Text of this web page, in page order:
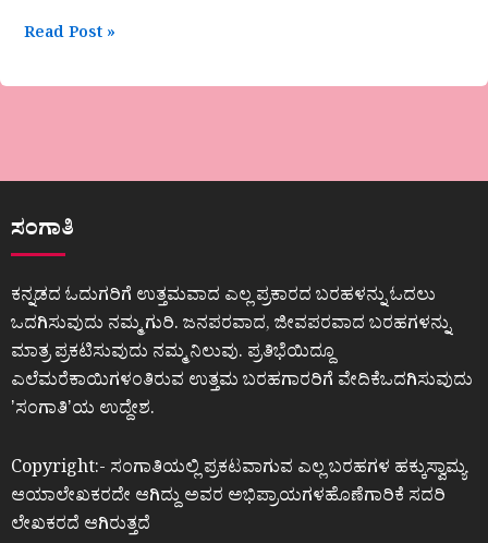
Read Post »
ಸಂಗಾತಿ
ಕನ್ನಡದ ಓದುಗರಿಗೆ ಉತ್ತಮವಾದ ಎಲ್ಲ ಪ್ರಕಾರದ ಬರಹಳನ್ನು ಓದಲು
ಒದಗಿಸುವುದು ನಮ್ಮ ಗುರಿ. ಜನಪರವಾದ, ಜೀವಪರವಾದ ಬರಹಗಳನ್ನು
ಮಾತ್ರ ಪ್ರಕಟಿಸುವುದು ನಮ್ಮ ನಿಲುವು. ಪ್ರತಿಭೆಯಿದ್ದೂ
ಎಲೆಮರೆಕಾಯಿಗಳಂತಿರುವ ಉತ್ತಮ ಬರಹಗಾರರಿಗೆ ವೇದಿಕೆಒದಗಿಸುವುದು
ʼಸಂಗಾತಿʼಯ ಉದ್ದೇಶ.
Copyright:- ಸಂಗಾತಿಯಲ್ಲಿ ಪ್ರಕಟವಾಗುವ ಎಲ್ಲ ಬರಹಗಳ ಹಕ್ಕುಸ್ವಾಮ್ಯ
ಆಯಾಲೇಖಕರದೇ ಆಗಿದ್ದು ಅವರ ಅಭಿಪ್ರಾಯಗಳಹೊಣೆಗಾರಿಕೆ ಸದರಿ
ಲೇಖಕರದೆ ಆಗಿರುತ್ತದೆ